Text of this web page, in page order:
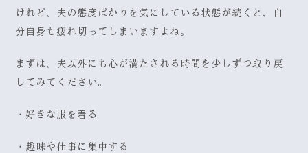
けれど、夫の態度ばかりを気にしている状態が続くと、自
分自身も疲れ切ってしまいますよね。
まずは、夫以外にも心が満たされる時間を少しずつ取り戻
してみてください。
・好きな服を着る
・趣味や仕事に集中する